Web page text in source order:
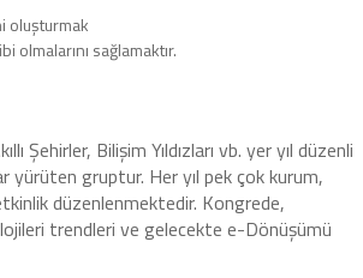
oluşturmak
sağlamaktır.
Bilişim Yıldızları vb. yer yıl düzenli
yürüten gruptur. Her yıl pek çok kurum,
düzenlenmektedir. Kongrede,
trendleri ve gelecekte e-Dönüşümü